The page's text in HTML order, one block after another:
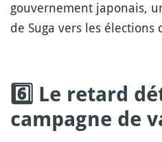
gouvernement japonais,
de Suga vers les élections
6️⃣ Le retard
campagne de